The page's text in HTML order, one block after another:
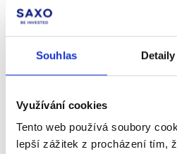
Souhlas Detaily
Využívání cookies
Tento web používá soubory
lepší zážitek z procházení tím,